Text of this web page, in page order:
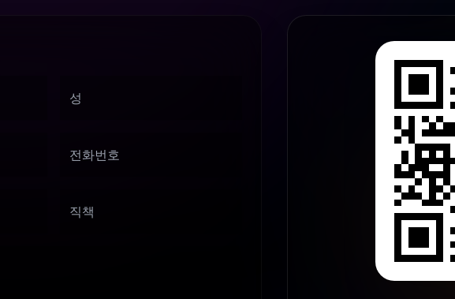
성
전화번호
직책